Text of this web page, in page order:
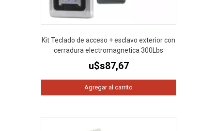
Kit Teclado de acceso + esclavo exterior con
cerradura electromagnetica 300Lbs
u$s87,67
Agregar al carrito